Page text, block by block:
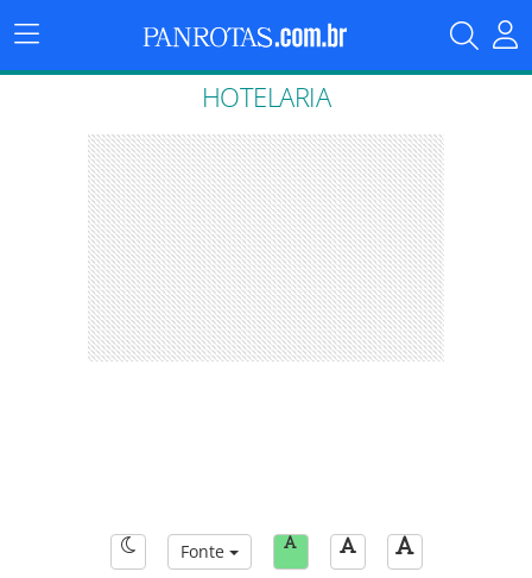
Menu
Principal
HOTELARIA
Fonte